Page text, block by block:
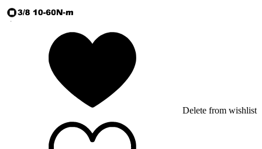
Delete from wishlist